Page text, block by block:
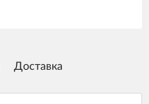
Доставка